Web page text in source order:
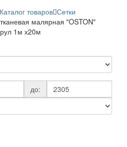
Каталог товаров Сетки
малярная "OSTON"
1м х20м
до: